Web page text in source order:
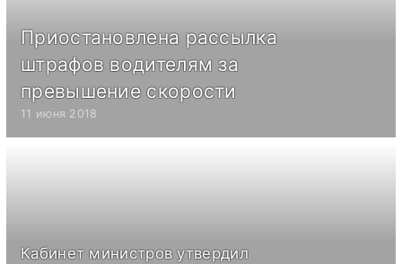
Приостановлена рассылка
штрафов водителям за
превышение скорости
11 июня 2018
Кабинет министров утвердил